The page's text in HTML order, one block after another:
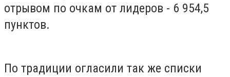
отрывом по очкам от лидеров - 6 954,5
пунктов.
По традиции огласили так же списки